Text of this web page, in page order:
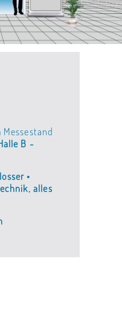
B -
•
alles